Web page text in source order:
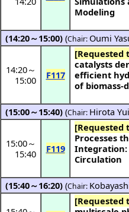
Modeling
(14:20～15:00) (Chair: Oumi
14:20～
15:00
F117
[Requested
catalysts
efficient
of biomass-
(15:00～15:40) (Chair: Hirota
15:00～
15:40
F119
[Requested
Processes
Integration:
Circulation
(15:40～16:20) (Chair:
[Requested